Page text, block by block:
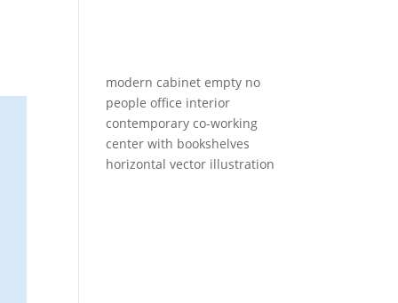
modern cabinet empty no
people office interior
contemporary co-working
center with bookshelves
horizontal vector illustration